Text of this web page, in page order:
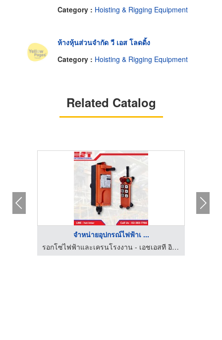
Category : Hoisting & Rigging Equipment
ห้างหุ้นส่วนจำกัด วี เอส โลดดิ้ง
Category : Hoisting & Rigging Equipment
Related Catalog
จำหน่ายอุปกรณ์ไฟฟ้าเ ...
รอกโซ่ไฟฟ้าและเครนโรงงาน - เอชเอสที อินเตอร์เนชั่นแนล